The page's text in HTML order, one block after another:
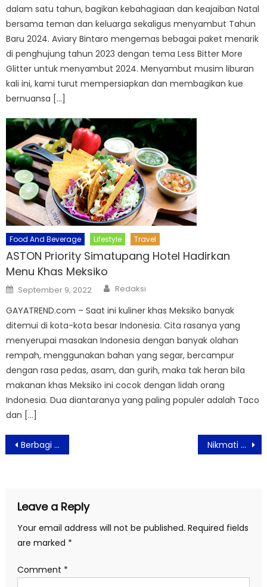
dalam satu tahun, bagikan kebahagiaan dan keajaiban Natal
bersama teman dan keluarga sekaligus menyambut Tahun
Baru 2024. Aviary Bintaro mengemas bebagai paket menarik
di penghujung tahun 2023 dengan tema Less Bitter More
Glitter untuk menyambut 2024. Menyambut musim liburan
kali ini, kami turut mempersiapkan dan membagikan kue
bernuansa […]
Food And Beverage Lifestyle Travel
ASTON Priority Simatupang Hotel Hadirkan
Menu Khas Meksiko
Posted
on
September 9, 2022 Author
Redaksi
GAYATREND.com – Saat ini kuliner khas Meksiko banyak
ditemui di kota-kota besar Indonesia. Cita rasanya yang
menyerupai masakan Indonesia dengan banyak olahan
rempah, menggunakan bahan yang segar, bercampur
dengan rasa pedas, asam, dan gurih, maka tak heran bila
makanan khas Meksiko ini cocok dengan lidah orang
Indonesia. Dua diantaranya yang paling populer adalah Taco
dan […]
Post
navigation
Berbagi Keajaiban Awal Tahun di Aviary Bintaro Nikmati Sajian Ramen dengan Tteokbokki di ASTON Bogor
Leave a Reply
Your email address will not be published. Required fields
are marked *
Comment *